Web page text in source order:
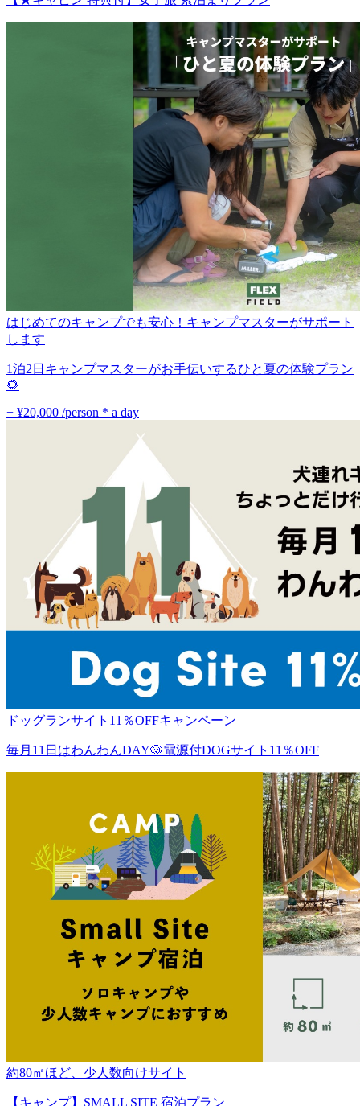
はじめてのキャンプでも安心！キャンプマスターがサポート
します
1泊2日キャンプマスターがお手伝いするひと夏の体験プラン
🌻
+ ¥20,000 /person * a day
ドッグランサイト11％OFFキャンペーン
毎月11日はわんわんDAY🐶電源付DOGサイト11％OFF
約80㎡ほど、少人数向けサイト
【キャンプ】SMALL SITE 宿泊プラン